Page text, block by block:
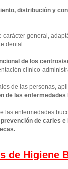
distribución y
carácter general,
dental.
de los centros/
clínico-
de las personas,
de las enfermedades
las enfermedades
prevención de caries e
de Higiene